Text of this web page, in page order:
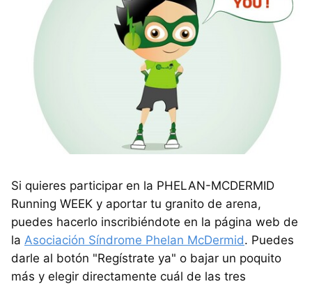
Si quieres participar en la PHELAN-MCDERMID
Running WEEK y aportar tu granito de arena,
puedes hacerlo inscribiéndote en la página web de
la Asociación Síndrome Phelan McDermid. Puedes
darle al botón "Regístrate ya" o bajar un poquito
más y elegir directamente cuál de las tres